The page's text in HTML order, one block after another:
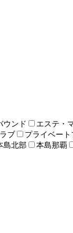
ウンド エステ・
ブ プライベート
島北部 本島那覇